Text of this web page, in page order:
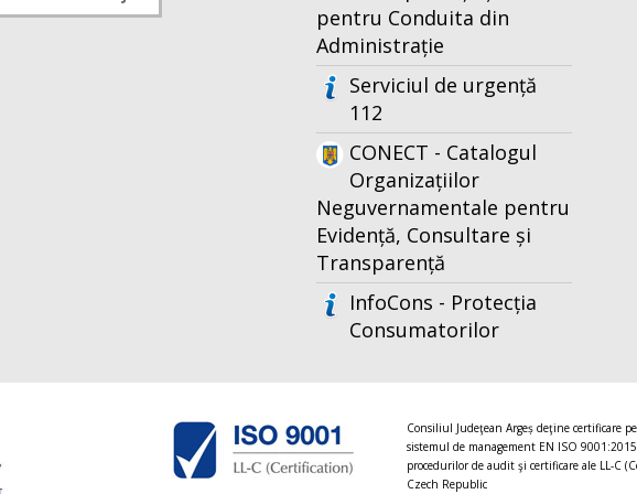
pentru Conduita din
Administrație
Serviciul de urgență
112
CONECT - Catalogul
Organizațiilor
Neguvernamentale pentru
Evidență, Consultare și
Transparență
InfoCons - Protecția
Consumatorilor
Consiliul Judeţean Argeș deţine certificare
sistemul de management EN ISO
procedurilor de audit şi certificare ale LL-C
Czech Republic